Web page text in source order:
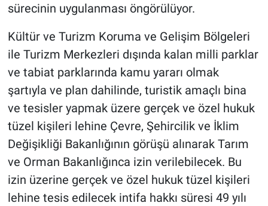
sürecinin uygulanması öngörülüyor.
Kültür ve Turizm Koruma ve Gelişim Bölgeleri
ile Turizm Merkezleri dışında kalan milli parklar
ve tabiat parklarında kamu yararı olmak
şartıyla ve plan dahilinde, turistik amaçlı bina
ve tesisler yapmak üzere gerçek ve özel hukuk
tüzel kişileri lehine Çevre, Şehircilik ve İklim
Değişikliği Bakanlığının görüşü alınarak Tarım
ve Orman Bakanlığınca izin verilebilecek. Bu
izin üzerine gerçek ve özel hukuk tüzel kişileri
lehine tesis edilecek intifa hakkı süresi 49 yılı